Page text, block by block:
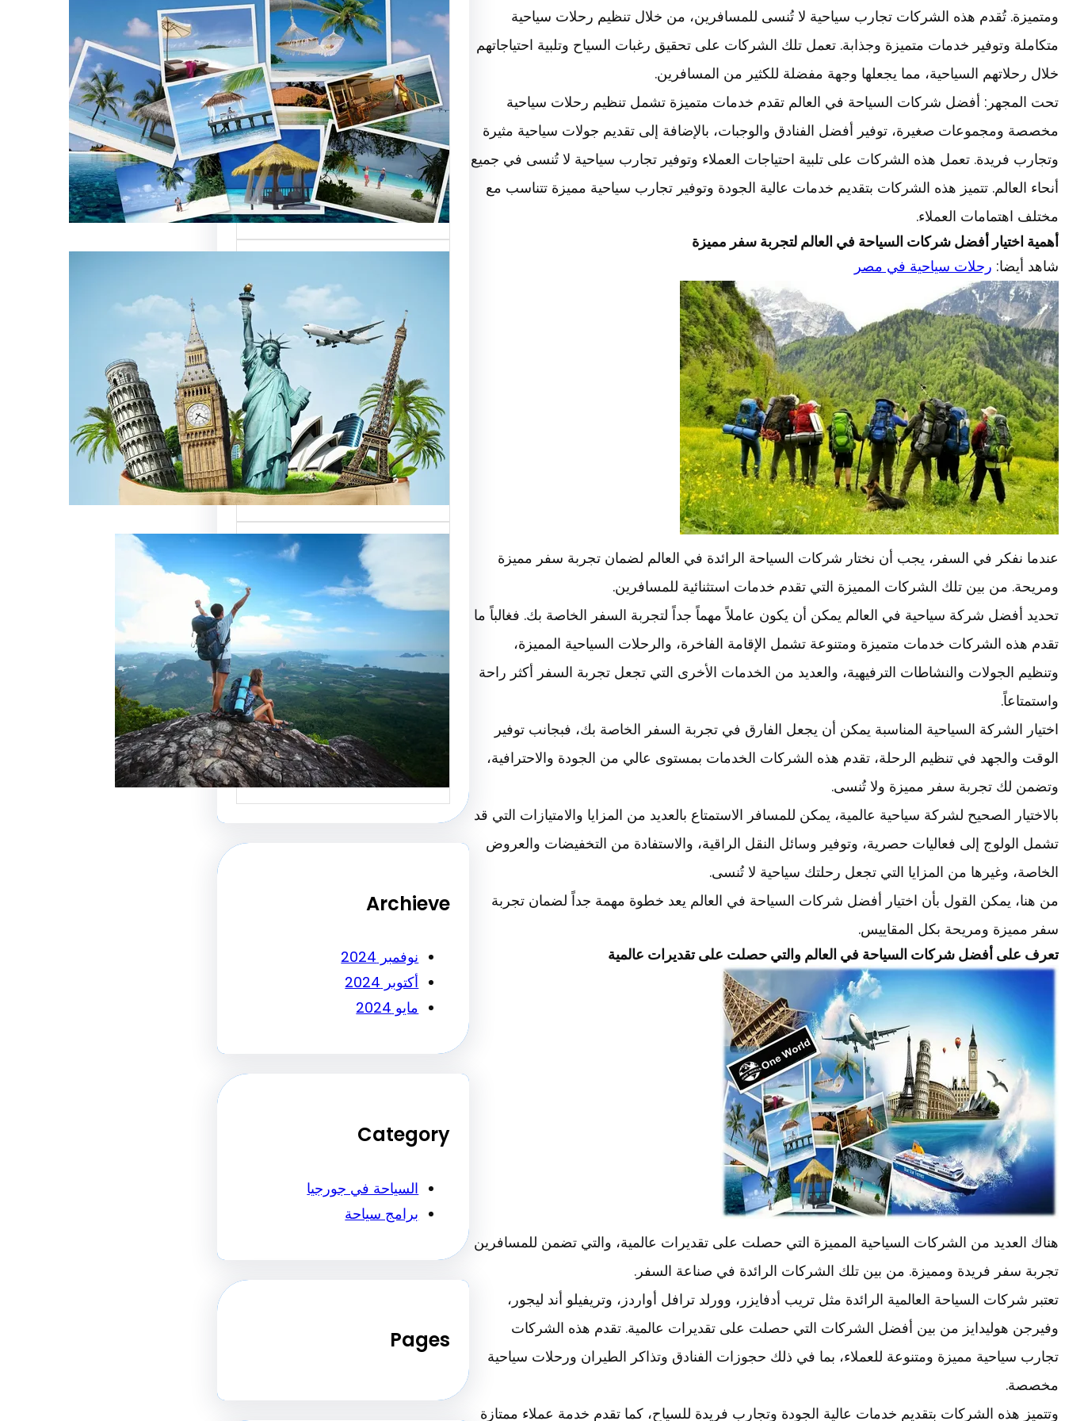
ومتميزة. تُقدم هذه الشركات تجارب سياحية لا تُنسى للمسافرين، من خلال تنظيم رحلات سياحية
متكاملة وتوفير خدمات متميزة وجذابة. تعمل تلك الشركات على تحقيق رغبات السياح وتلبية احتياجاتهم
خلال رحلاتهم السياحية، مما يجعلها وجهة مفضلة للكثير من المسافرين.
تحت المجهر: أفضل شركات السياحة في العالم تقدم خدمات متميزة تشمل تنظيم رحلات سياحية
مخصصة ومجموعات صغيرة، توفير أفضل الفنادق والوجبات، بالإضافة إلى تقديم جولات سياحية مثيرة
وتجارب فريدة. تعمل هذه الشركات على تلبية احتياجات العملاء وتوفير تجارب سياحية لا تُنسى في جميع
أنحاء العالم. تتميز هذه الشركات بتقديم خدمات عالية الجودة وتوفير تجارب سياحية مميزة تتناسب مع
مختلف اهتمامات العملاء.
أهمية اختيار أفضل شركات السياحة في العالم لتجربة سفر مميزة
شاهد أيضا: رحلات سياحية في مصر
عندما نفكر في السفر، يجب أن نختار شركات السياحة الرائدة في العالم لضمان تجربة سفر مميزة
ومريحة. من بين تلك الشركات المميزة التي تقدم خدمات استثنائية للمسافرين.
تحديد أفضل شركة سياحية في العالم يمكن أن يكون عاملاً مهماً جداً لتجربة السفر الخاصة بك. فغالباً ما
تقدم هذه الشركات خدمات متميزة ومتنوعة تشمل الإقامة الفاخرة، والرحلات السياحية المميزة،
وتنظيم الجولات والنشاطات الترفيهية، والعديد من الخدمات الأخرى التي تجعل تجربة السفر أكثر راحة
واستمتاعاً.
اختيار الشركة السياحية المناسبة يمكن أن يجعل الفارق في تجربة السفر الخاصة بك، فبجانب توفير
الوقت والجهد في تنظيم الرحلة، تقدم هذه الشركات الخدمات بمستوى عالي من الجودة والاحترافية،
وتضمن لك تجربة سفر مميزة ولا تُنسى.
بالاختيار الصحيح لشركة سياحية عالمية، يمكن للمسافر الاستمتاع بالعديد من المزايا والامتيازات التي قد
تشمل الولوج إلى فعاليات حصرية، وتوفير وسائل النقل الراقية، والاستفادة من التخفيضات والعروض
الخاصة، وغيرها من المزايا التي تجعل رحلتك سياحية لا تُنسى.
من هنا، يمكن القول بأن اختيار أفضل شركات السياحة في العالم يعد خطوة مهمة جداً لضمان تجربة
سفر مميزة ومريحة بكل المقاييس.
تعرف على أفضل شركات السياحة في العالم والتي حصلت على تقديرات عالمية
هناك العديد من الشركات السياحية المميزة التي حصلت على تقديرات عالمية، والتي تضمن للمسافرين
تجربة سفر فريدة ومميزة. من بين تلك الشركات الرائدة في صناعة السفر.
تعتبر شركات السياحة العالمية الرائدة مثل تريب أدفايزر، وورلد ترافل أواردز، وتريفيلو أند ليجور،
وفيرجن هوليدايز من بين أفضل الشركات التي حصلت على تقديرات عالمية. تقدم هذه الشركات
تجارب سياحية مميزة ومتنوعة للعملاء، بما في ذلك حجوزات الفنادق وتذاكر الطيران ورحلات سياحية
مخصصة.
وتتميز هذه الشركات بتقديم خدمات عالية الجودة وتجارب فريدة للسياح، كما تقدم خدمة عملاء ممتازة
أهمية وتأثير أسماء شركات
السياحة العالمية على
السوق
أسماء شركات السياحة
العالمية تعتبر من العناصر
الأساسية التي تؤثر…
تقدم شركات السياحة بمصر
خدمات متميزة للسائحين
الوافدين
شركات السياحة بمصر تقدم
خدمات متميزة للسائحين
الوافدين، حيث تعتبر…
تحسين خدمات رقم شركة
سياحة: أفضل الطرق لجذب
الزبائن وتحقيق النجاح
رقم شركة سياحة هو عامل
أساسي لجذب الزبائن وتحقيق
النجاح…
Archieve
نوفمبر 2024
أكتوبر 2024
مايو 2024
Category
السياحة في جورجيا
برامج سياحة
Pages